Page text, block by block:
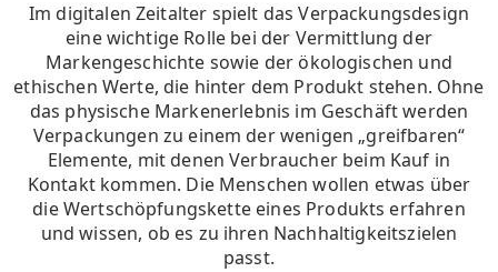
Im digitalen Zeitalter spielt das Verpackungsdesign
eine wichtige Rolle bei der Vermittlung der
Markengeschichte sowie der ökologischen und
ethischen Werte, die hinter dem Produkt stehen. Ohne
das physische Markenerlebnis im Geschäft werden
Verpackungen zu einem der wenigen „greifbaren“
Elemente, mit denen Verbraucher beim Kauf in
Kontakt kommen. Die Menschen wollen etwas über
die Wertschöpfungskette eines Produkts erfahren
und wissen, ob es zu ihren Nachhaltigkeitszielen
passt.